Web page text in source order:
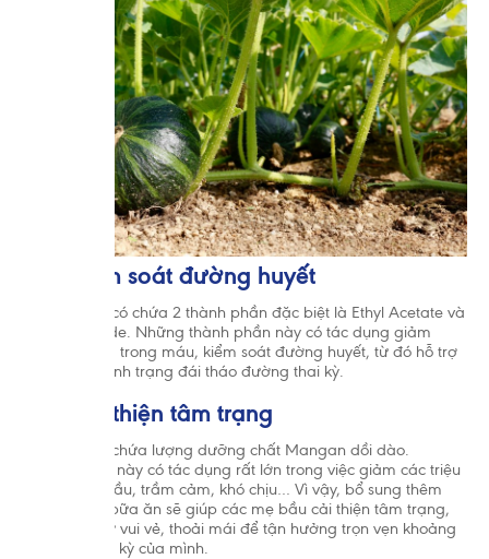
2.3. Kiểm soát đường huyết
Trong rau bí có chứa 2 thành phần đặc biệt là Ethyl Acetate và
Polysaccharide. Những thành phần này có tác dụng giảm
lượng đường trong máu, kiểm soát đường huyết, từ đó hỗ trợ
ngăn ngừa tình trạng đái tháo đường thai kỳ.
2.4. Cải thiện tâm trạng
Trong rau bí chứa lượng dưỡng chất Mangan dồi dào.
Khoáng chất này có tác dụng rất lớn trong việc giảm các triệu
chứng đau đầu, trầm cảm, khó chịu… Vì vậy, bổ sung thêm
rau bí trong bữa ăn sẽ giúp các mẹ bầu cải thiện tâm trạng,
tăng thêm sự vui vẻ, thoải mái để tận hưởng trọn vẹn khoảng
thời gian thai kỳ của mình.